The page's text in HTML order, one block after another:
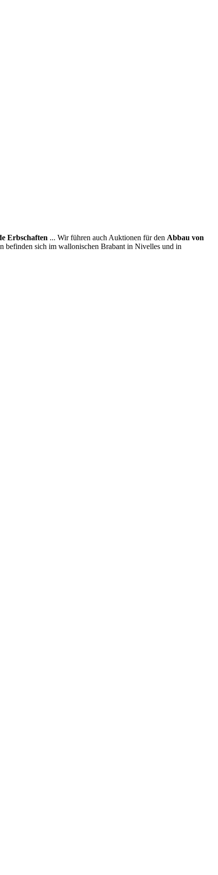
Erbschaften ... Wir führen auch Auktionen für den Abbau von
befinden sich im wallonischen Brabant in Nivelles und in